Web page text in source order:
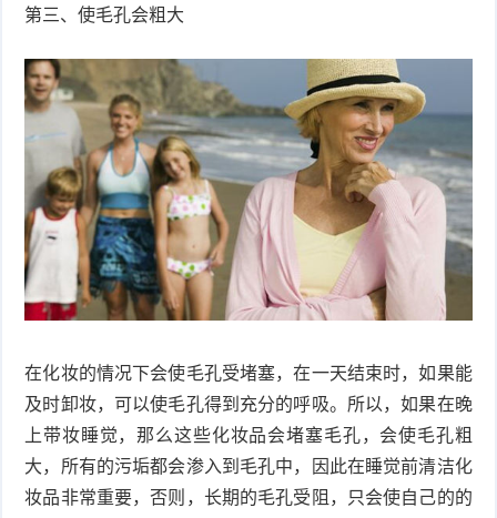
第三、使毛孔会粗大
在化妆的情况下会使毛孔受堵塞，在一天结束时，如果能
及时卸妆，可以使毛孔得到充分的呼吸。所以，如果在晚
上带妆睡觉，那么这些化妆品会堵塞毛孔，会使毛孔粗
大，所有的污垢都会渗入到毛孔中，因此在睡觉前清洁化
妆品非常重要，否则，长期的毛孔受阻，只会使自己的的